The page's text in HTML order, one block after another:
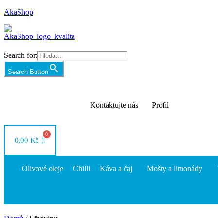
AkaShop
Search for:
Search Button
Kontaktujte nás Profil
0,00 Kč
Olivové oleje Chilli Káva a čaj Mošty a limonády